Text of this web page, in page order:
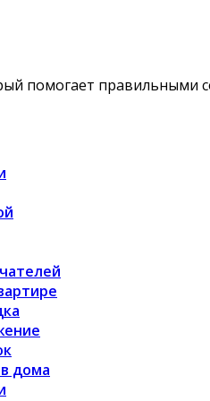
помогает правильными
дома